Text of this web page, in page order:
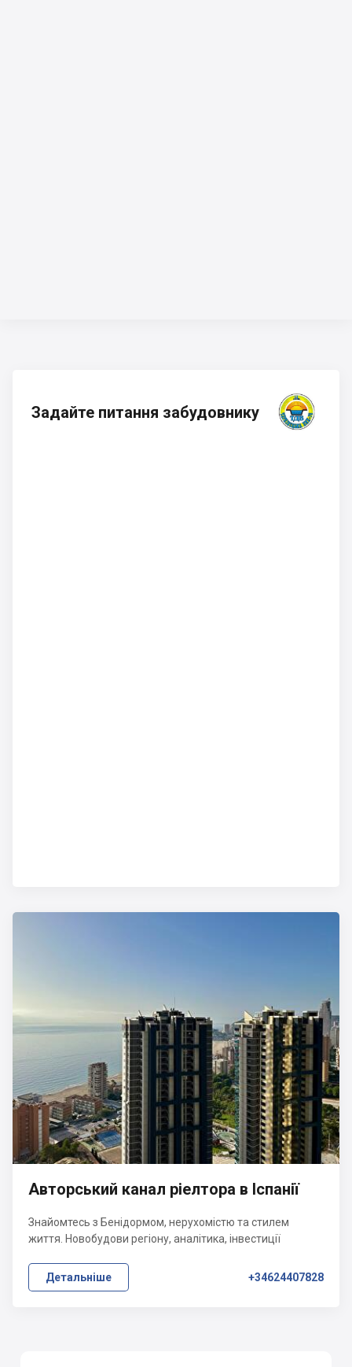
Задайте питання забудовнику
Авторський канал ріелтора в Іспанії
Знайомтесь з Бенідормом, нерухомістю та стилем
життя. Новобудови регіону, аналітика, інвестиції
Детальніше +34624407828